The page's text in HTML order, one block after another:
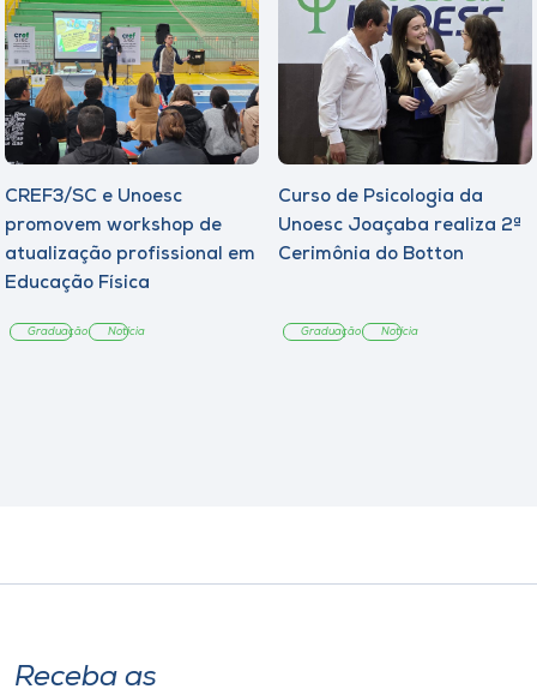
CREF3/SC e Unoesc
promovem workshop de
atualização profissional em
Educação Física
Graduação Notícia
Curso de Psicologia da
Unoesc Joaçaba realiza 2ª
Cerimônia do Botton
Graduação Notícia
Receba as